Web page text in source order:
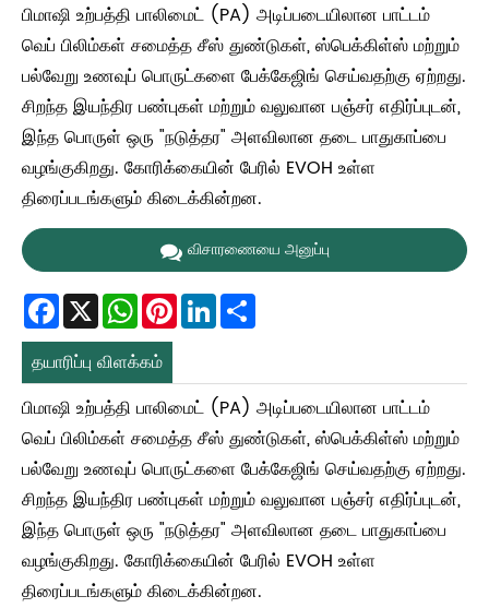
பிமாஷி உற்பத்தி பாலிமைட் (PA) அடிப்படையிலான பாட்டம்
வெப் பிலிம்கள் சமைத்த சீஸ் துண்டுகள், ஸ்பெக்கிள்ஸ் மற்றும்
பல்வேறு உணவுப் பொருட்களை பேக்கேஜிங் செய்வதற்கு ஏற்றது.
சிறந்த இயந்திர பண்புகள் மற்றும் வலுவான பஞ்சர் எதிர்ப்புடன்,
இந்த பொருள் ஒரு "நடுத்தர" அளவிலான தடை பாதுகாப்பை
வழங்குகிறது. கோரிக்கையின் பேரில் EVOH உள்ள
திரைப்படங்களும் கிடைக்கின்றன.
விசாரணையை அனுப்பு
Facebook
X WhatsApp
Pinterest
LinkedIn
தயாரிப்பு விளக்கம்
பிமாஷி உற்பத்தி பாலிமைட் (PA) அடிப்படையிலான பாட்டம்
வெப் பிலிம்கள் சமைத்த சீஸ் துண்டுகள், ஸ்பெக்கிள்ஸ் மற்றும்
பல்வேறு உணவுப் பொருட்களை பேக்கேஜிங் செய்வதற்கு ஏற்றது.
சிறந்த இயந்திர பண்புகள் மற்றும் வலுவான பஞ்சர் எதிர்ப்புடன்,
இந்த பொருள் ஒரு "நடுத்தர" அளவிலான தடை பாதுகாப்பை
வழங்குகிறது. கோரிக்கையின் பேரில் EVOH உள்ள
திரைப்படங்களும் கிடைக்கின்றன.